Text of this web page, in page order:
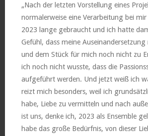
„Nach der letzten Vorstellung eines
normalerweise eine Verarbeitung bei
2023 lange gebraucht und ich hatte
Gefühl, dass meine
und dem Stück für mich noch nicht zu
ich noch nicht wusste, dass die
aufgeführt werden. Und jetzt weiß ich
reizt mich besonders, weil ich
habe, Liebe zu vermitteln und nach
ist uns, denke ich, 2023 als Ensemble
habe das große Bedürfnis, von dieser